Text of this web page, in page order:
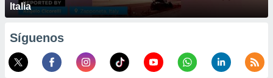
Italia
Síguenos